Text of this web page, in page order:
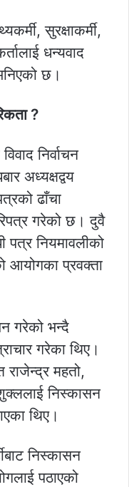
सुरक्षाकर्मी,
धन्यवाद
छ।
?
निर्वाचन
अध्यक्षद्वय
ढाँचा
गरेको छ। दुवै
पत्र नियमावलीको
आयोगका प्रवक्ता
गरेको भन्दै
गरेका थिए।
महतो,
निस्कासन
थिए।
निस्कासन
पठाएको